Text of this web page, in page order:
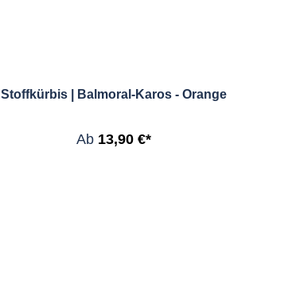
Stoffkürbis | Balmoral-Karos - Orange
Ab 13,90 €*